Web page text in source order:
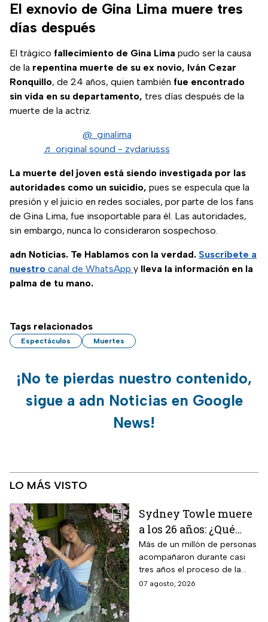
El exnovio de Gina Lima muere tres
días después
El trágico fallecimiento de Gina Lima pudo ser la causa
de la repentina muerte de su ex novio, Iván Cezar
Ronquillo, de 24 años, quien también fue encontrado
sin vida en su departamento, tres días después de la
muerte de la actriz.
@_ginalima
♬ original sound - zydariusss
La muerte del joven está siendo investigada por las
autoridades como un suicidio, pues se especula que la
presión y el juicio en redes sociales, por parte de los fans
de Gina Lima, fue insoportable para él. Las autoridades,
sin embargo, nunca lo consideraron sospechoso.
adn Noticias. Te Hablamos con la verdad. Suscríbete a
nuestro canal de WhatsApp y lleva la información en la
palma de tu mano.
Tags relacionados
Espectáculos Muertes
¡No te pierdas nuestro contenido,
sigue a adn Noticias en Google
News!
LO MÁS VISTO
Sydney Towle muere
a los 26 años: ¿Qué
cáncer padecía la
estrella de TikTok?
Más de un millón de personas
acompañaron durante casi
tres años el proceso de la
creadora: tratamientos,
07 agosto, 2026